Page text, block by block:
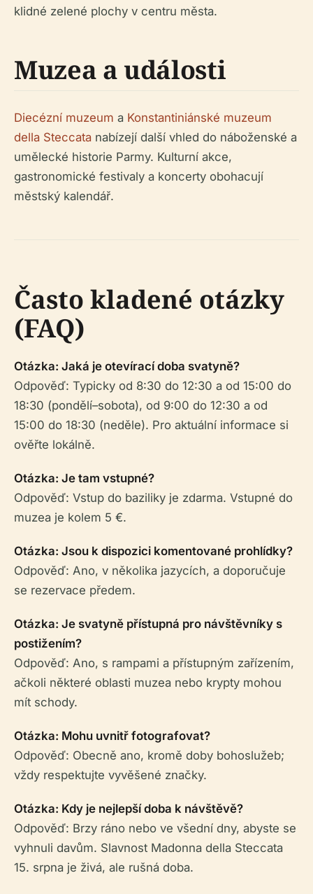
klidné zelené plochy v centru města.
Muzea a události
Diecézní muzeum a Konstantiniánské muzeum
della Steccata nabízejí další vhled do náboženské a
umělecké historie Parmy. Kulturní akce,
gastronomické festivaly a koncerty obohacují
městský kalendář.
Často kladené otázky
(FAQ)
Otázka: Jaká je otevírací doba svatyně?
Odpověď: Typicky od 8:30 do 12:30 a od 15:00 do
18:30 (pondělí–sobota), od 9:00 do 12:30 a od
15:00 do 18:30 (neděle). Pro aktuální informace si
ověřte lokálně.
Otázka: Je tam vstupné?
Odpověď: Vstup do baziliky je zdarma. Vstupné do
muzea je kolem 5 €.
Otázka: Jsou k dispozici komentované prohlídky?
Odpověď: Ano, v několika jazycích, a doporučuje
se rezervace předem.
Otázka: Je svatyně přístupná pro návštěvníky s
postižením?
Odpověď: Ano, s rampami a přístupným zařízením,
ačkoli některé oblasti muzea nebo krypty mohou
mít schody.
Otázka: Mohu uvnitř fotografovat?
Odpověď: Obecně ano, kromě doby bohoslužeb;
vždy respektujte vyvěšené značky.
Otázka: Kdy je nejlepší doba k návštěvě?
Odpověď: Brzy ráno nebo ve všední dny, abyste se
vyhnuli davům. Slavnost Madonna della Steccata
15. srpna je živá, ale rušná doba.